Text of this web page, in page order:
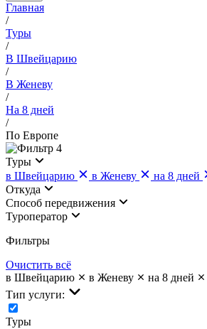
Главная
/
Туры
/
В Швейцарию
/
В Женеву
/
На 8 дней
/
По Европе
4
Туры
в Швейцарию
в Женеву на 8 дней
Откуда
Cпособ передвижения
Туроператор
Фильтры
Очистить всё
в Швейцарию
в Женеву на 8 дней
Тип услуги:
Туры